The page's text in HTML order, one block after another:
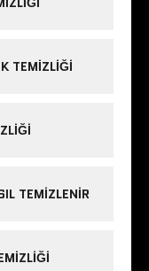
TEMIZLIĞI
TEMIZLENIR